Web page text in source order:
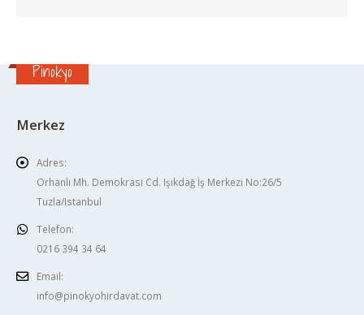
Pinokyo
Merkez
Adres:
Orhanlı Mh. Demokrasi Cd. Işıkdağ İş Merkezi No:26/5
Tuzla/Istanbul
Telefon:
0216 394 34 64
Email:
info@pinokyohirdavat.com